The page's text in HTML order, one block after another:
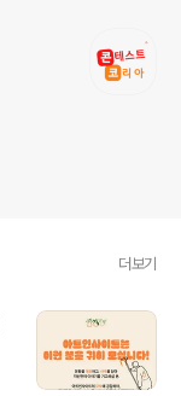
더보기